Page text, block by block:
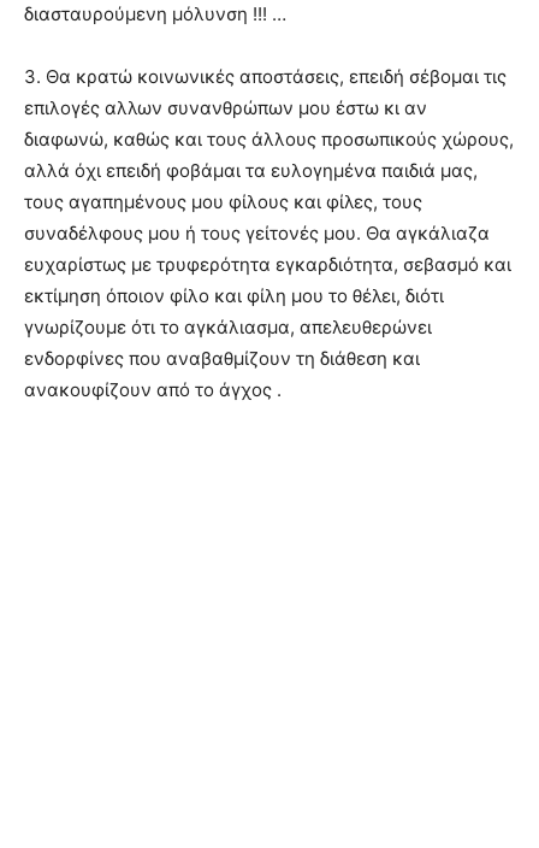
διασταυρούμενη μόλυνση !!! …
3. Θα κρατώ κοινωνικές αποστάσεις, επειδή σέβομαι τις
επιλογές αλλων συνανθρώπων μου έστω κι αν
διαφωνώ, καθώς και τους άλλους προσωπικούς χώρους,
αλλά όχι επειδή φοβάμαι τα ευλογημένα παιδιά μας,
τους αγαπημένους μου φίλους και φίλες, τους
συναδέλφους μου ή τους γείτονές μου. Θα αγκάλιαζα
ευχαρίστως με τρυφερότητα εγκαρδιότητα, σεβασμό και
εκτίμηση όποιον φίλο και φίλη μου το θέλει, διότι
γνωρίζουμε ότι το αγκάλιασμα, απελευθερώνει
ενδορφίνες που αναβαθμίζουν τη διάθεση και
ανακουφίζουν από το άγχος .